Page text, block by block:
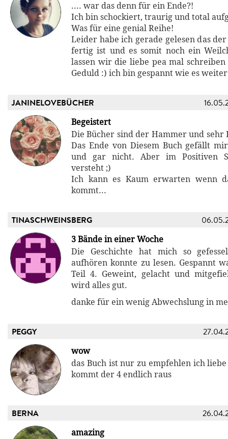
.... war das denn für ein Ende?!
Ich bin schockiert, traurig und total
Was für eine genial Reihe!
Leider habe ich gerade gelesen das
fertig ist und es somit noch ein
lassen wir die liebe pea mal
Geduld :) ich bin gespannt wie es
JANINELOVEBÜCHER
Begeistert
Die Bücher sind der Hammer und sehr
Das Ende von Diesem Buch gefällt
und gar nicht. Aber im Positiven
versteht ;)
Ich kann es Kaum erwarten wenn
kommt...
TINASCHWEINSBERG
3 Bände in einer Woche
Die Geschichte hat mich so
aufhören konnte zu lesen. Gespannt
Teil 4. Geweint, gelacht und
wird alles gut.
danke für ein wenig Abwechslung in
PEGGY
wow
das Buch ist nur zu empfehlen ich
kommt der 4 endlich raus
BERNA
amazing